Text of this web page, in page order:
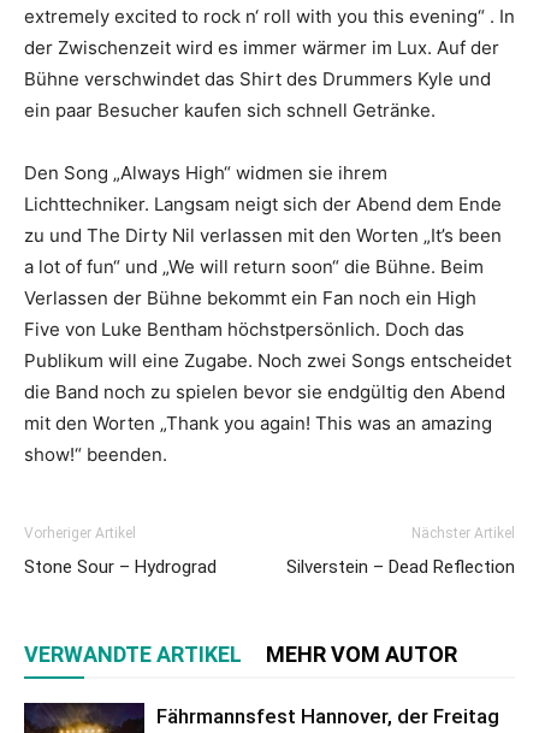
extremely excited to rock n‘ roll with you this evening“ . In
der Zwischenzeit wird es immer wärmer im Lux. Auf der
Bühne verschwindet das Shirt des Drummers Kyle und
ein paar Besucher kaufen sich schnell Getränke.
Den Song „Always High“ widmen sie ihrem
Lichttechniker. Langsam neigt sich der Abend dem Ende
zu und The Dirty Nil verlassen mit den Worten „It’s been
a lot of fun“ und „We will return soon“ die Bühne. Beim
Verlassen der Bühne bekommt ein Fan noch ein High
Five von Luke Bentham höchstpersönlich. Doch das
Publikum will eine Zugabe. Noch zwei Songs entscheidet
die Band noch zu spielen bevor sie endgültig den Abend
mit den Worten „Thank you again! This was an amazing
show!“ beenden.
Vorheriger Artikel
Stone Sour – Hydrograd
Nächster Artikel
Silverstein – Dead Reflection
VERWANDTE ARTIKEL MEHR VOM AUTOR
Fährmannsfest Hannover, der Freitag